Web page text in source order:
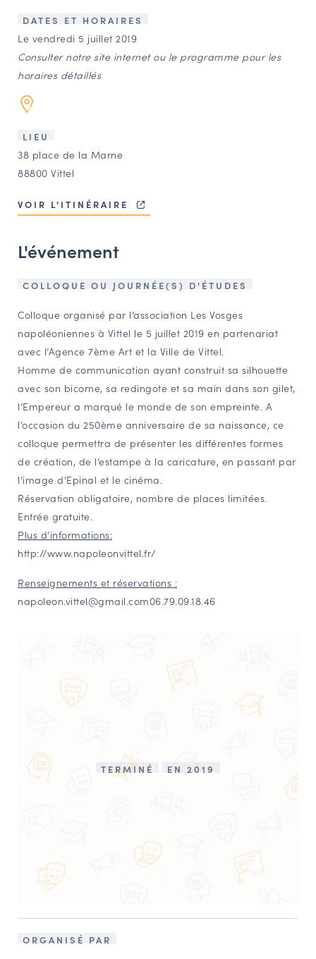
CONTACT
Agenda
Annuaire
Ressources
BOURSE D’ÉCHANGE
CARTES DES NAUDIN
Espace acteurs
NAVIGATION FILTRÉE « ACTEURS »
PORTAIL CULTURE
Comité d'Histoire Régionale
Service Inventaire et Patrimoines de la Région Grand Est
VOUS ÊTES…
Amateurs d’histoire et de patrimoine
Étudiants & chercheurs
DATES ET HORAIRES
Le vendredi 5 juillet 2019
Consulter notre site internet ou le programme pour les
horaires détaillés
LIEU
38 place de la Marne
88800 Vittel
VOIR L'ITINÉRAIRE
L'événement
COLLOQUE OU JOURNÉE(S) D'ÉTUDES
Colloque organisé par l’association Les Vosges
napoléoniennes à Vittel le 5 juillet 2019 en partenariat
avec l’Agence 7ème Art et la Ville de Vittel.
Homme de communication ayant construit sa silhouette
avec son bicorne, sa redingote et sa main dans son gilet,
l’Empereur a marqué le monde de son empreinte. A
l’occasion du 250ème anniversaire de sa naissance, ce
colloque permettra de présenter les différentes formes
de création, de l’estampe à la caricature, en passant par
l’image d’Epinal et le cinéma.
Réservation obligatoire, nombre de places limitées.
Entrée gratuite.
Plus d’informations:
http://www.napoleonvittel.fr/
Renseignements et réservations :
napoleon.vittel@gmail.com06.79.09.18.46
TERMINÉ EN 2019
ORGANISÉ PAR